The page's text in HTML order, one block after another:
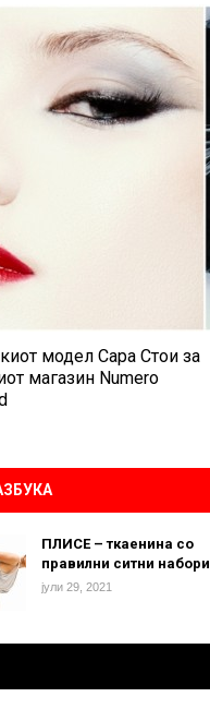
модел Сара Стои за
магазин Numero
ПЛИСЕ – ткаенина со
правилни ситни набори
јули 29, 2021